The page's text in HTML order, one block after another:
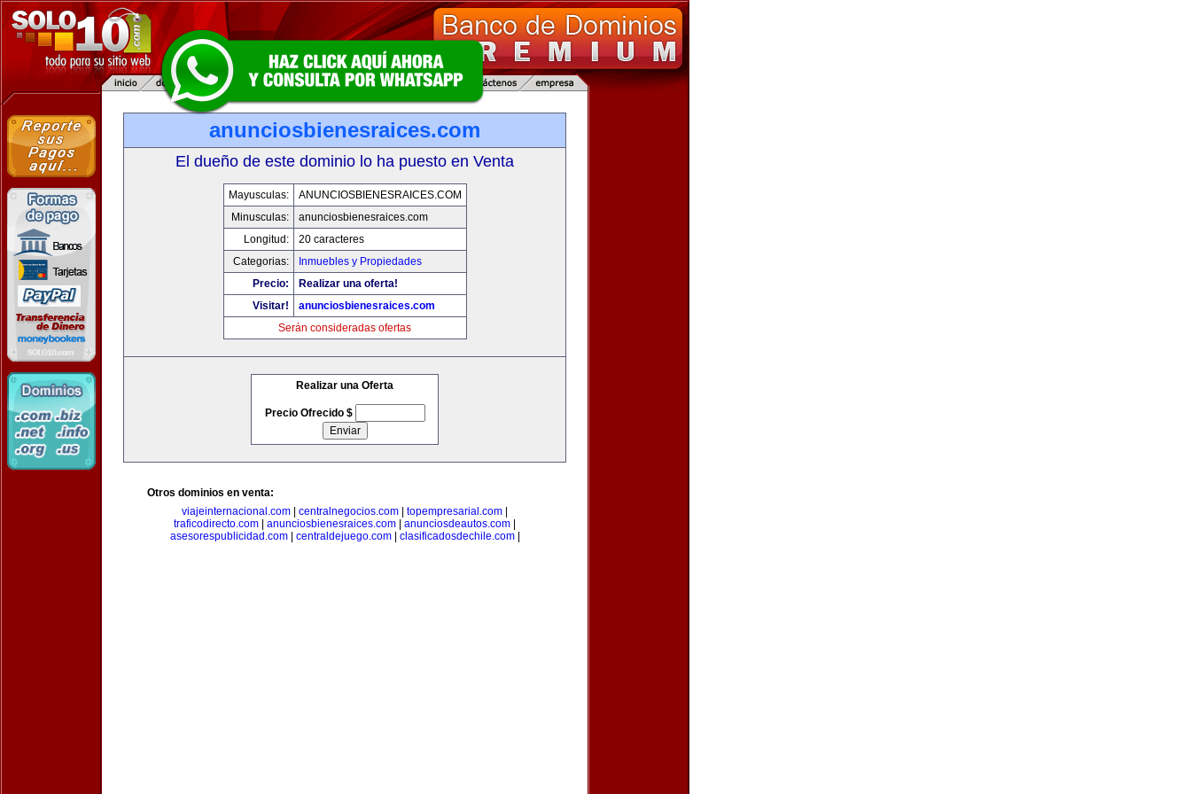
anunciosbienesraices.com
El dueño de este dominio lo ha puesto en Venta
Mayusculas:
ANUNCIOSBIENESRAICES.COM
Minusculas:
anunciosbienesraices.com
Longitud:
20 caracteres
Categorias:
Inmuebles y Propiedades
Precio:
Realizar una oferta!
Visitar!
anunciosbienesraices.com
Serán consideradas ofertas
Realizar una Oferta
Precio Ofrecido $
Otros dominios en venta:
viajeinternacional.com
centralnegocios.com topempresarial.com
traficodirecto.com
anunciosbienesraices.com anunciosdeautos.com
asesorespublicidad.com| centraldejuego.com| clasificadosdechile.com|